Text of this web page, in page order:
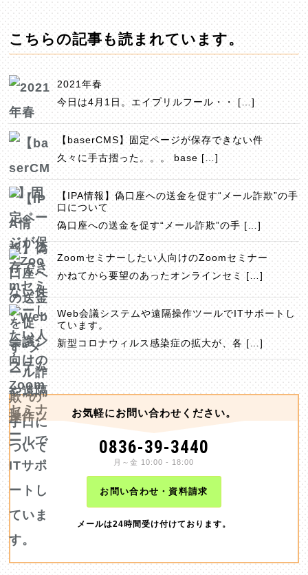
こちらの記事も読まれています。
2021年春
今日は4月1日。エイプリルフール・・ […]
【baserCMS】固定ページが保存できない件
久々に手古摺った。。。 base […]
【IPA情報】偽口座への送金を促す“メール詐欺”の手
口について
偽口座への送金を促す“メール詐欺”の手 […]
Zoomセミナーしたい人向けのZoomセミナー
かねてから要望のあったオンラインセミ […]
Web会議システムや遠隔操作ツールでITサポートし
ています。
新型コロナウィルス感染症の拡大が、各 […]
お気軽にお問い合わせください。
0836-39-3440
月～金 10:00 - 18:00
お問い合わせ・資料請求
メールは24時間受け付けております。